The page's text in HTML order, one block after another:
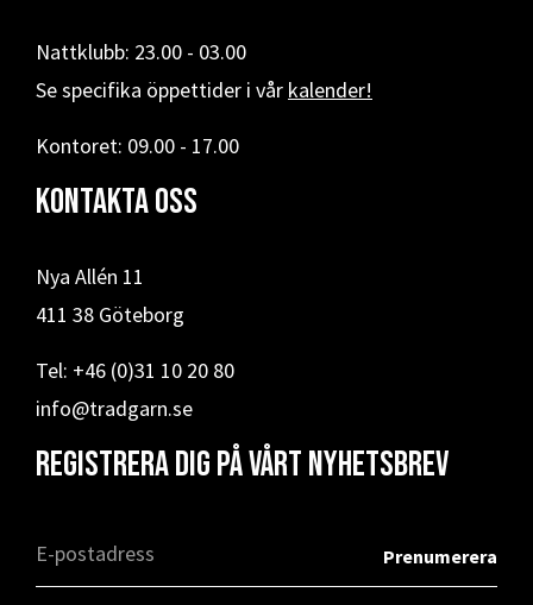
Nattklubb: 23.00 - 03.00
Se specifika öppettider i vår kalender!
Kontoret: 09.00 - 17.00
Kontakta oss
Nya Allén 11
411 38 Göteborg
Tel: +46 (0)31 10 20 80
info@tradgarn.se
Registrera dig på vårt nyhetsbrev